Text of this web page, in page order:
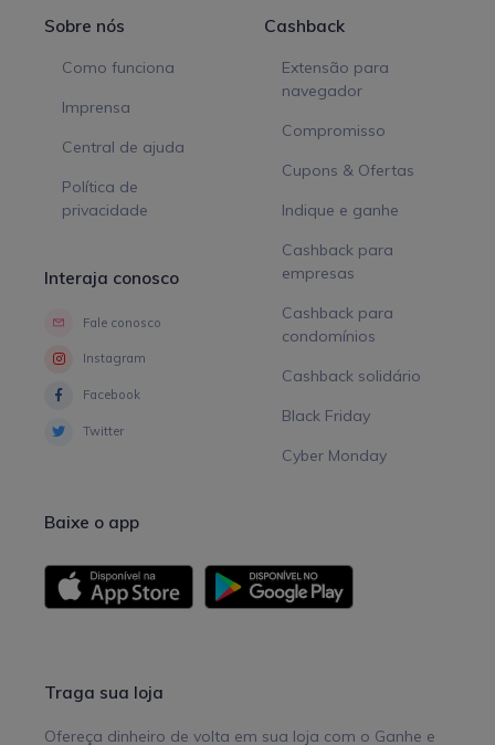
Sobre nós
Como funciona
Imprensa
Central de ajuda
Política de
privacidade
Interaja conosco
Fale conosco
Instagram
Facebook
Twitter
Cashback
Extensão para
navegador
Compromisso
Cupons & Ofertas
Indique e ganhe
Cashback para
empresas
Cashback para
condomínios
Cashback solidário
Black Friday
Cyber Monday
Baixe o app
Traga sua loja
Ofereça dinheiro de volta em sua loja com o Ganhe e